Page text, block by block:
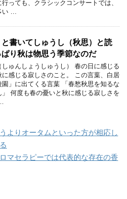
っても、クラシックコンサートでは、
い …
書いてしゅうし（秋思）と読
り秋は物思う季節なのだ
しゅんしょうしゅうし） 春の日に感じる
に感じる寂しさのこと。 この言葉、白居
園」に出てくる言葉 「春愁秋思を知るな
」 何度も春の憂いと秋に感じる寂しさを
よりオータムといった方が相応し
マセラピーでは代表的な存在の香